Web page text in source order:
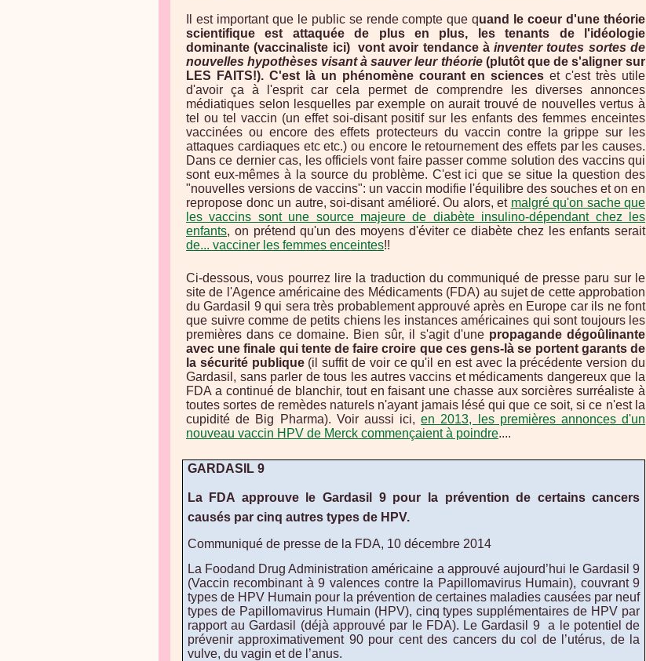
Il est important que le public se rende compte que quand le coeur d'une théorie
scientifique est attaquée de plus en plus, les tenants de l'idéologie
dominante (vaccinaliste ici) vont avoir tendance àinventer toutes sortes de
nouvelles hypothèses visant à sauver leur théorie(plutôt que de s'aligner sur
LES FAITS!). C'est là un phénomène courant en sciences et c'est très utile
d'avoir ça à l'esprit car cela permet de comprendre les diverses annonces
médiatiques selon lesquelles par exemple on aurait trouvé de nouvelles vertus à
tel ou tel vaccin (un effet soi-disant positif sur les enfants des femmes enceintes
vaccinées ou encore des effets protecteurs du vaccin contre la grippe sur les
attaques cardiaques etc etc.) ou encore le retournement des effets par les causes.
Dans ce dernier cas, les officiels vont faire passer comme solution des vaccins qui
sont eux-mêmes à la source du problème. C'est ici que se situe la question des
"nouvelles versions de vaccins": un vaccin modifie l'équilibre des souches et on en
repropose donc un autre, soi-disant amélioré. Ou alors, et malgré qu'on sache que
les vaccins sont une source majeure de diabète insulino-dépendant chez les
enfants, on prétend qu'un des moyens d'éviter ce diabète chez les enfants serait
de... vacciner les femmes enceintes!!
Ci-dessous, vous pourrez lire la traduction du communiqué de presse paru sur le
site de l'Agence américaine des Médicaments (FDA) au sujet de cette approbation
du Gardasil 9 qui sera très probablement approuvé après en Europe car ils ne font
que suivre comme de petits chiens les instances américaines qui sont toujours les
premières dans ce domaine. Bien sûr, il s'agit d'une propagande dégoûlinante
avec une finale qui tente de faire croire que ces gens-là se portent garants de
la sécurité publique(il suffit de voir ce qu'il en est avec la précédente version du
Gardasil, sans parler de tous les autres vaccins et médicaments dangereux que la
FDA a continué de blanchir, tout en faisant une chasse aux sorcières surréaliste à
toutes sortes de remèdes naturels n'ayant jamais lésé qui que ce soit, si ce n'est la
cupidité de Big Pharma). Voir aussi ici,en 2013, les premières annonces d'un
nouveau vaccin HPV de Merck commençaient à poindre....
GARDASIL 9
La FDA approuve le Gardasil 9 pour la prévention de certains cancers
causés par cinq autres types de HPV.
Communiqué de presse de la FDA, 10 décembre 2014
La Foodand Drug Administration américaine a approuvé aujourd’hui le Gardasil 9
(Vaccin recombinant à 9 valences contre la Papillomavirus Humain), couvrant 9
types de HPV Humain pour la prévention de certaines maladies causées par neuf
types de Papillomavirus Humain (HPV), cinq types supplémentaires de HPV par
rapport au Gardasil (déjà approuvé par le FDA). Le Gardasil 9 a le potentiel de
prévenir approximativement 90 pour cent des cancers du col de l’utérus, de la
vulve, du vagin et de l’anus.